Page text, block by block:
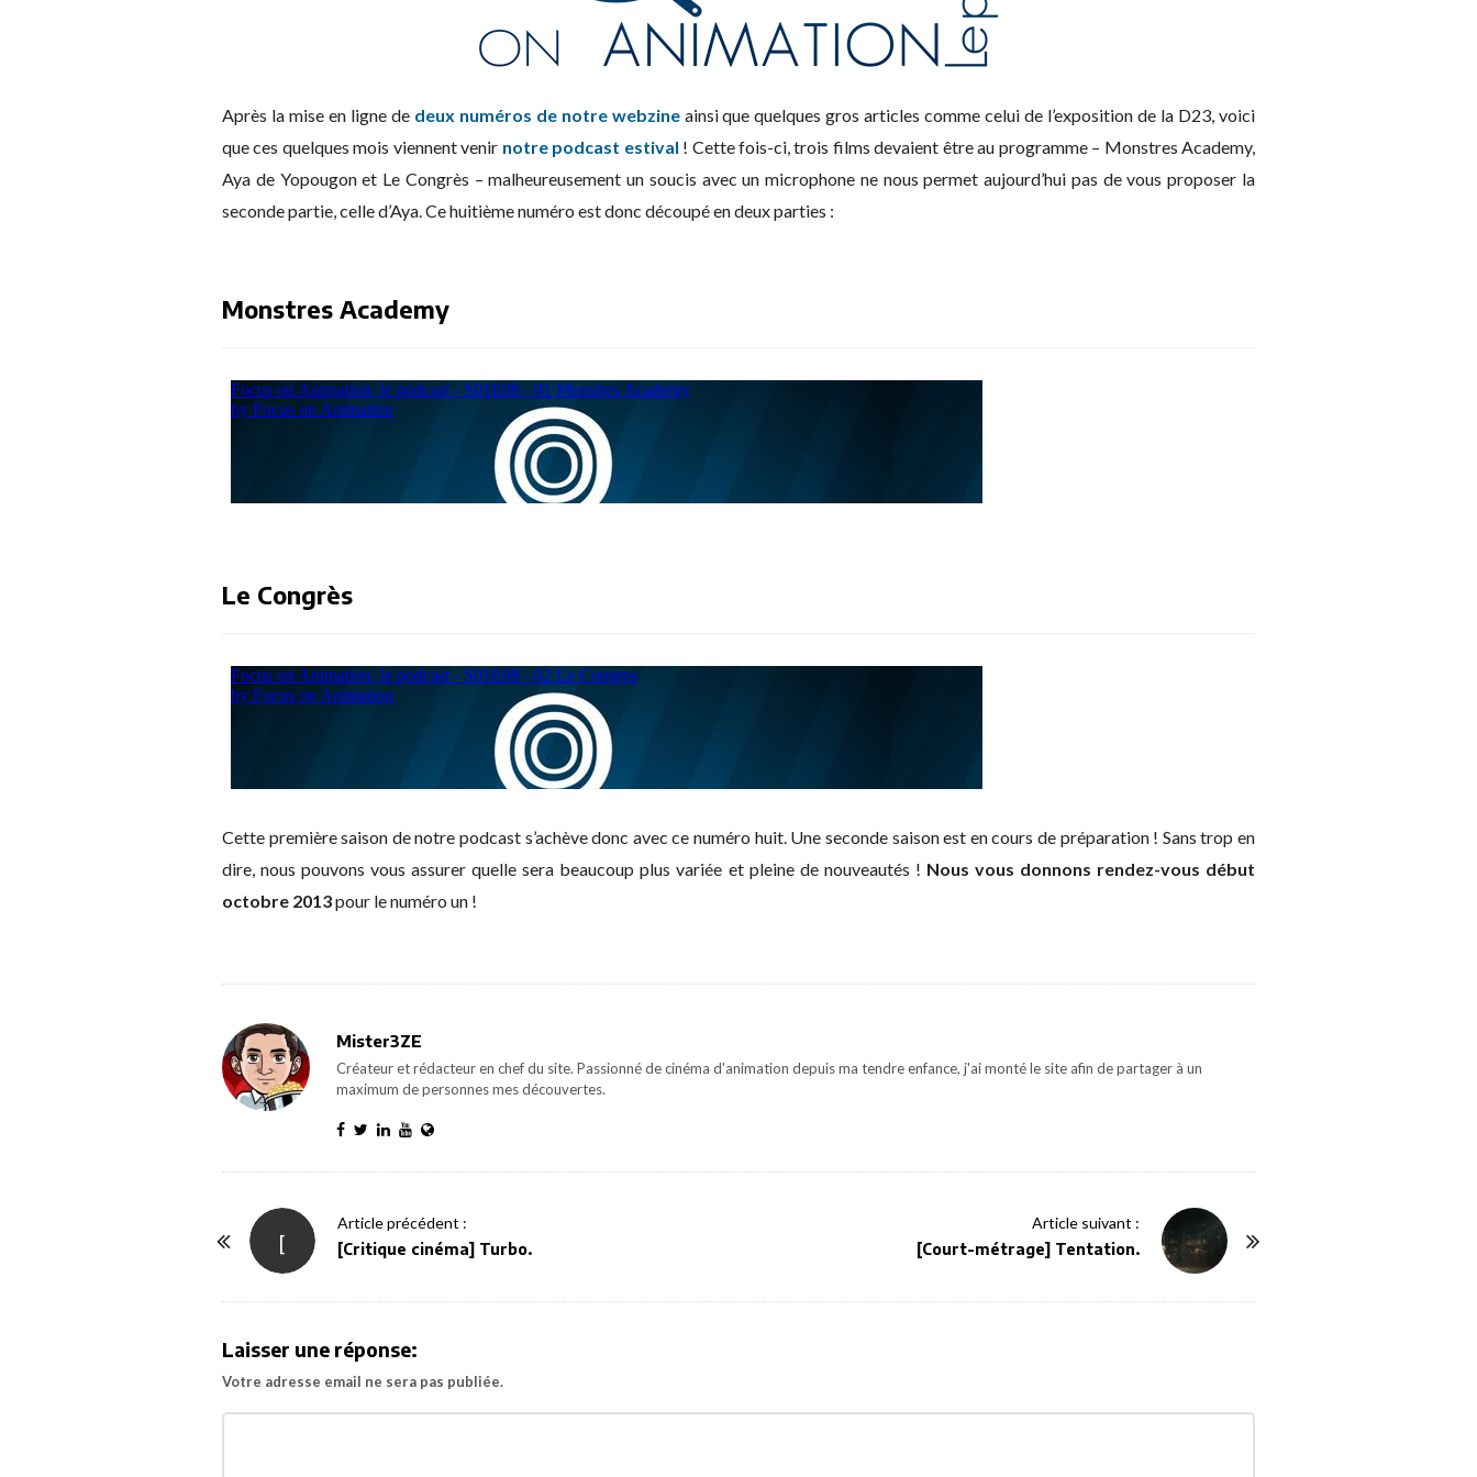
Après la mise en ligne de deux numéros de notre webzineainsi que quelques gros articles comme celui de l’exposition de la D23, voici
que ces quelques mois viennent venir notre podcast estival ! Cette fois-ci, trois films devaient être au programme – Monstres Academy,
Aya de Yopougon et Le Congrès – malheureusement un soucis avec un microphone ne nous permet aujourd’hui pas de vous proposer la
seconde partie, celle d’Aya. Ce huitième numéro est donc découpé en deux parties :
Monstres Academy
Le Congrès
Cette première saison de notre podcast s’achève donc avec ce numéro huit. Une seconde saison est en cours de préparation ! Sans trop en
dire, nous pouvons vous assurer quelle sera beaucoup plus variée et pleine de nouveautés ! Nous vous donnons rendez-vous début
octobre 2013pour le numéro un !
Mister3ZE
Créateur et rédacteur en chef du site. Passionné de cinéma d'animation depuis ma tendre enfance, j'ai monté le site afin de partager à un
maximum de personnes mes découvertes.
[
Article précédent :
[Critique cinéma] Turbo.
Article suivant :
[Court-métrage] Tentation.
Laisser une réponse:
Votre adresse email ne sera pas publiée.